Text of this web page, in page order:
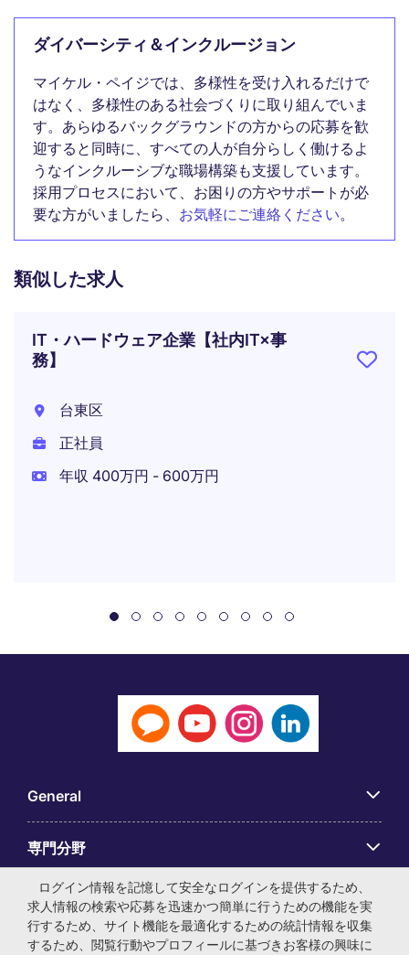
ダイバーシティ＆インクルージョン
マイケル・ペイジでは、多様性を受け入れるだけで
はなく、多様性のある社会づくりに取り組んでいま
す。あらゆるバックグラウンドの方からの応募を歓
迎すると同時に、すべての人が自分らしく働けるよ
うなインクルーシブな職場構築も支援しています。
採用プロセスにおいて、お困りの方やサポートが必
要な方がいましたら、 お気軽にご連絡ください。
類似した求人
IT・ハードウェア企業【社内IT×事
務】
台東区
正社員
年収 400万円 - 600万円
General
専門分野
アプリ
ログイン情報を記憶して安全なログインを提供するため、
求人情報の検索や応募を迅速かつ簡単に行うための機能を実
行するため、サイト機能を最適化するための統計情報を収集
するため、閲覧行動やプロフィールに基づきお客様の興味に